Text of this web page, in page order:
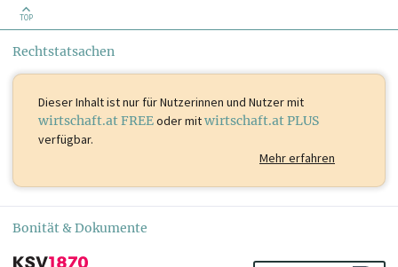
TOP
Rechtstatsachen
Dieser Inhalt istnur für Nutzerinnen und Nutzer mit
wirtschaft.at FREEoder mitwirtschaft.at PLUS
verfügbar.
Mehr erfahren
Bonität & Dokumente